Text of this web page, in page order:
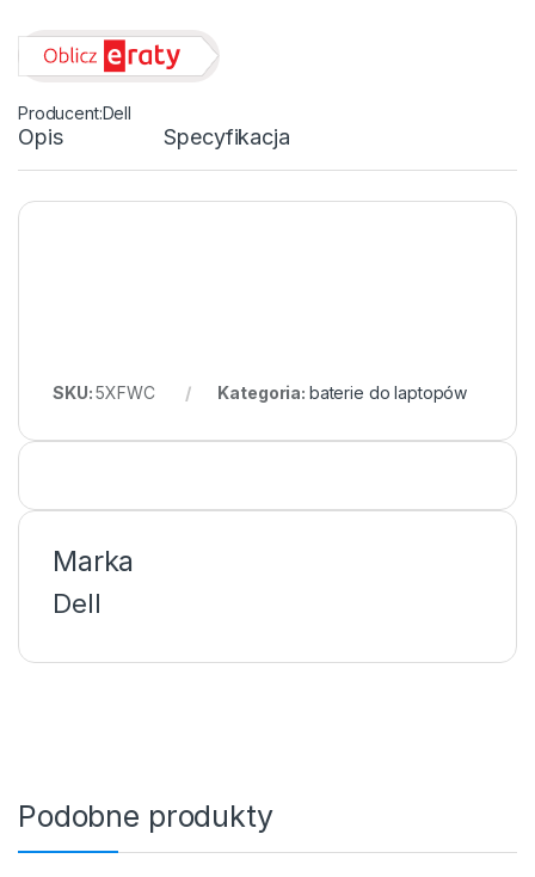
Dell
Opis Specyfikacja
SKU:5XFWC Kategoria: baterie do laptopów
Marka
Dell
Podobne produkty